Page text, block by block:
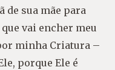
de sua mãe para
vai encher meu
minha Criatura –
porque Ele é